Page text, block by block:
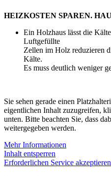
HEIZKOSTEN SPAREN.
Ein Holzhaus lässt die
Luftgefüllte
Zellen im Holz reduzieren
Kälte.
Es muss deutlich weniger
Sie sehen gerade einen
eigentlichen Inhalt zuzugreifen,
unten. Bitte beachten Sie, dass
weitergegeben werden.
Mehr Informationen
Inhalt entsperren
Erforderlichen Service